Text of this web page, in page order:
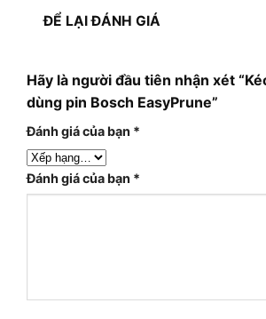
ĐỂ LẠI ĐÁNH GIÁ
Hãy là người đầu tiên nhận xét
dùng pin Bosch EasyPrune”
Đánh giá của bạn *
Đánh giá của bạn *